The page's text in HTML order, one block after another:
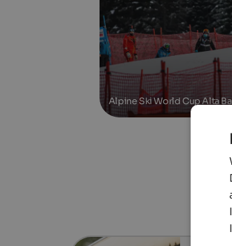
Alpine Ski World Cup Alta